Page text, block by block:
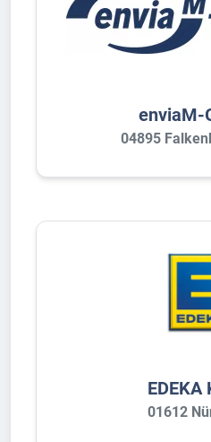
enviaM-
04895
EDEKA
01612